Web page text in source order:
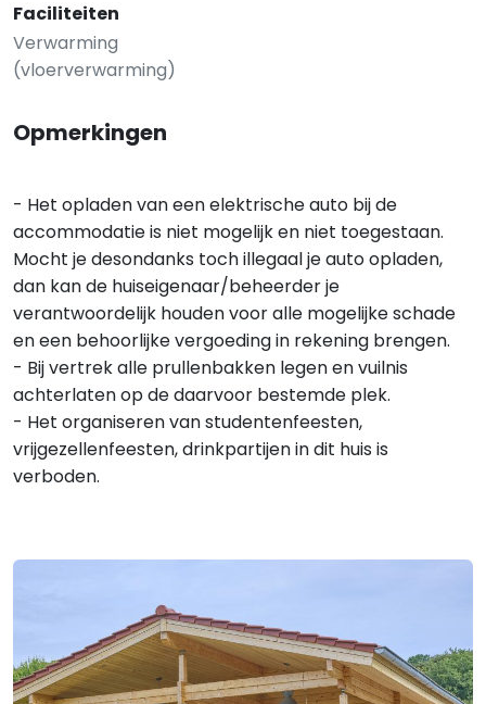
Faciliteiten
Verwarming
(vloerverwarming)
Opmerkingen
- Het opladen van een elektrische auto bij de
accommodatie is niet mogelijk en niet toegestaan.
Mocht je desondanks toch illegaal je auto opladen,
dan kan de huiseigenaar/beheerder je
verantwoordelijk houden voor alle mogelijke schade
en een behoorlijke vergoeding in rekening brengen.
- Bij vertrek alle prullenbakken legen en vuilnis
achterlaten op de daarvoor bestemde plek.
- Het organiseren van studentenfeesten,
vrijgezellenfeesten, drinkpartijen in dit huis is
verboden.